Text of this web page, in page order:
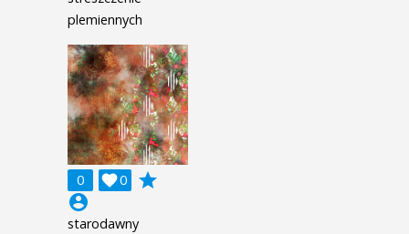
plemiennych
0 0

grade
account_circle
starodawny